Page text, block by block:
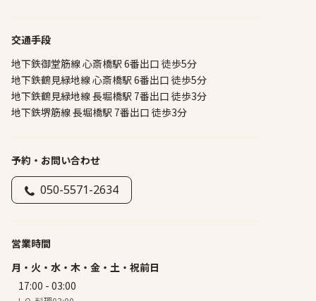
交通手段
地下鉄御堂筋線 心斎橋駅 6番出口 徒歩5分
地下鉄鶴見緑地線 心斎橋駅 6番出口 徒歩5分
地下鉄鶴見緑地線 長堀橋駅 7番出口 徒歩3分
地下鉄堺筋線 長堀橋駅 7番出口 徒歩3分
予約・お問い合わせ
050-5571-2634
営業時間
月・火・水・木・金・土・祝前日
17:00 - 03:00